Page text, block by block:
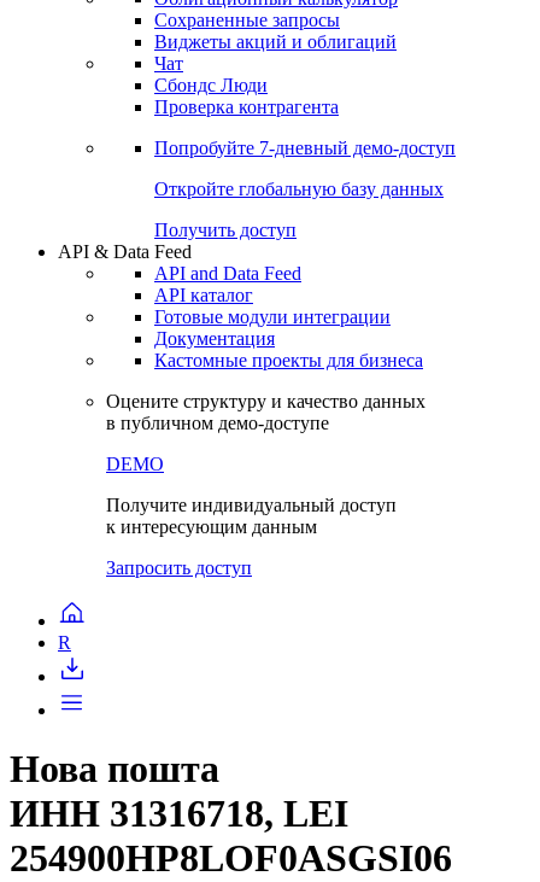
Сохраненные запросы
Виджеты акций и облигаций
Чат
Сбондс Люди
Проверка контрагента
Попробуйте 7-дневный демо-доступ
Откройте глобальную базу данных
Получить доступ
API & Data Feed
API and Data Feed
API каталог
Готовые модули интеграции
Документация
Кастомные проекты для бизнеса
Оцените структуру и качество данных
в публичном демо-доступе
DEMO
Получите индивидуальный доступ
к интересующим данным
Запросить доступ
R
Нова пошта
ИНН 31316718, LEI
254900HP8LOF0ASGSI06